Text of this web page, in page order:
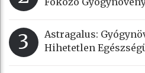
3
Astragalus:
Hihetetlen